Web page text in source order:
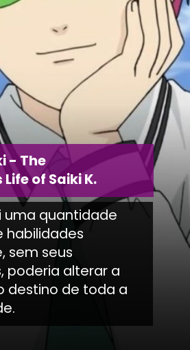
uma quantidade
habilidades
sem seus
poderia alterar a
destino de toda a
- The
of Saiki K.